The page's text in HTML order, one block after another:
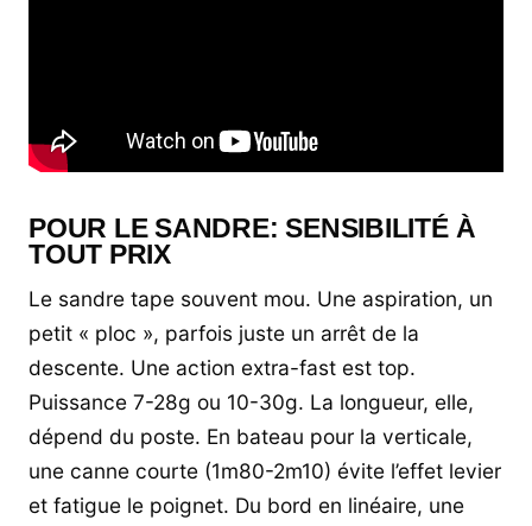
POUR LE SANDRE: SENSIBILITÉ À
TOUT PRIX
Le sandre tape souvent mou. Une aspiration, un
petit « ploc », parfois juste un arrêt de la
descente. Une action extra-fast est top.
Puissance 7-28g ou 10-30g. La longueur, elle,
dépend du poste. En bateau pour la verticale,
une canne courte (1m80-2m10) évite l’effet levier
et fatigue le poignet. Du bord en linéaire, une